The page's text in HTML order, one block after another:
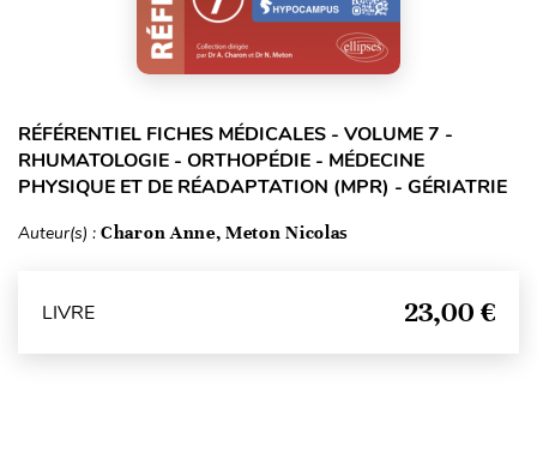
RÉFÉRENTIEL FICHES MÉDICALES - VOLUME 7 -
RHUMATOLOGIE - ORTHOPÉDIE - MÉDECINE
PHYSIQUE ET DE RÉADAPTATION (MPR) - GÉRIATRIE
Auteur(s) : Charon Anne, Meton Nicolas
LIVRE 23,00 €